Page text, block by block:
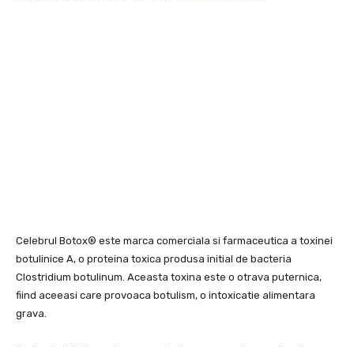
Celebrul Botox® este marca comerciala si farmaceutica a toxinei
botulinice A, o proteina toxica produsa initial de bacteria
Clostridium botulinum. Aceasta toxina este o otrava puternica,
fiind aceeasi care provoaca botulism, o intoxicatie alimentara
grava.